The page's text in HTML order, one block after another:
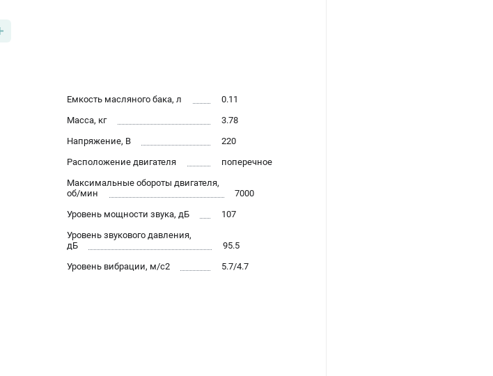
Емкость масляного бака, л
0.11
Масса, кг
3.78
Напряжение, В
220
Расположение двигателя
поперечное
Максимальные обороты двигателя,
об/мин
7000
Уровень мощности звука, дБ
107
Уровень звукового давления,
дБ
95.5
Уровень вибрации, м/с2
5.7/4.7